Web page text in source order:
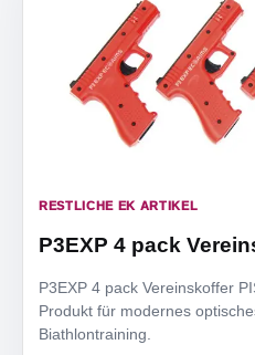
RESTLICHE EK ARTIKEL
P3EXP 4 pack
P3EXP 4 pack Vereinskoffer
Produkt für modernes
Biathlontraining.